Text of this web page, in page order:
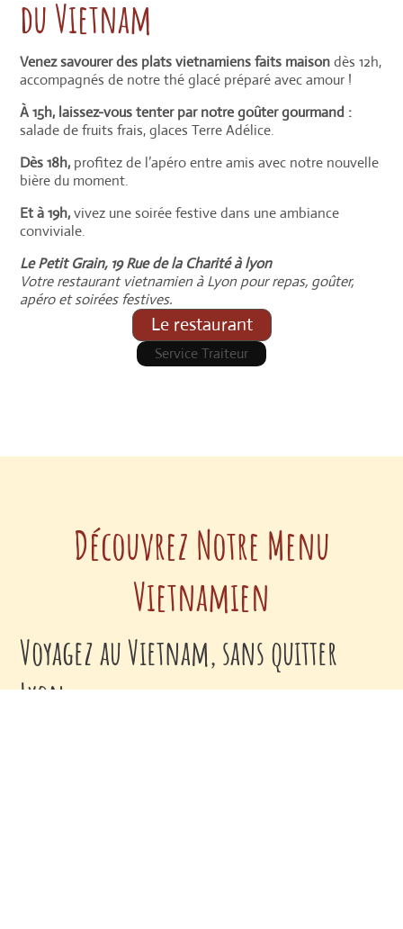
du Vietnam
Venez savourer des plats vietnamiens faits maisondès 12h,
accompagnés de notre thé glacé préparé avec amour !
À 15h, laissez-vous tenter par notre goûter gourmand :
salade de fruits frais, glaces Terre Adélice.
Dès 18h, profitez de l’apéro entre amis avec notre nouvelle
bière du moment.
Et à 19h,vivez une soirée festive dans une ambiance
conviviale.
Le Petit Grain, 19 Rue de la Charité à lyon
Votre restaurant vietnamien à Lyon pour repas, goûter,
apéro et soirées festives.
Le restaurant
Service Traiteur
Découvrez Notre Menu
Vietnamien
Voyagez au Vietnam, sans quitter
Lyon